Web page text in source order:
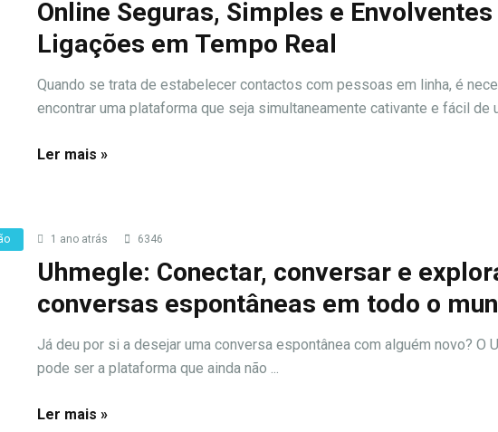
Online Seguras, Simples e
Ligações em Tempo Real
Quando se trata de estabelecer contactos com pessoas em linha, é
encontrar uma plataforma que seja simultaneamente cativante e fácil de
Ler mais »
1 ano atrás 6346
Uhmegle: Conectar, conversar e
conversas espontâneas em todo o
Já deu por si a desejar uma conversa espontânea com alguém novo? O
pode ser a plataforma que ainda não ...
Ler mais »